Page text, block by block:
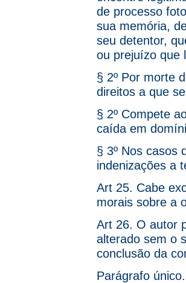
de processo
sua memória,
seu detentor,
ou prejuízo que
§ 2º Por morte
direitos a que
§ 2º Compete
caída em
§ 3º Nos casos
indenizações a
Art 25. Cabe
morais sobre a
Art 26. O autor
alterado sem o
conclusão da
Parágrafo